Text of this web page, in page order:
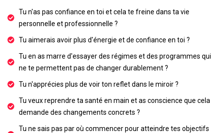
Tu n'as pas confiance en toi et cela te freine dans ta vie
personnelle et professionnelle ?
Tu aimerais avoir plus d'énergie et de confiance en toi ?
Tu en as marre d'essayer des régimes et des programmes qui
ne te permettent pas de changer durablement ?
Tu n'apprécies plus de voir ton reflet dans le miroir ?
Tu veux reprendre ta santé en main et as conscience que cela
demande des changements concrets ?
Tu ne sais pas par où commencer pour atteindre tes objectifs